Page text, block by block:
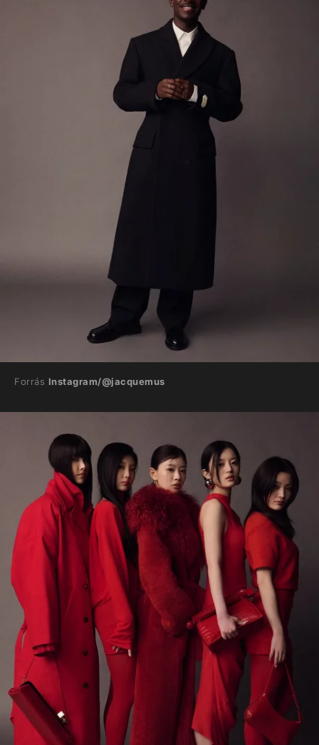
Forrás Instagram/@jacquemus